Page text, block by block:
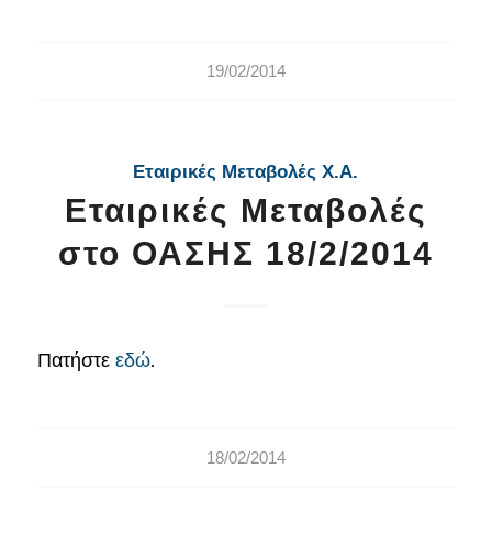
19/02/2014
Εταιρικές Μεταβολές Χ.Α.
Εταιρικές Μεταβολές
στο ΟΑΣΗΣ 18/2/2014
Πατήστε εδώ.
18/02/2014